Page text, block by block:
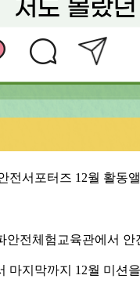
전서포터즈 12월 활동
안전체험교육관에서
마지막까지 12월 미션